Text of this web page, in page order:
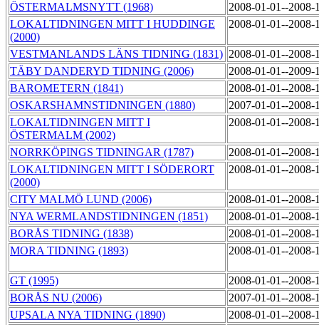
ÖSTERMALMSNYTT (1968)
2008-01-01--
LOKALTIDNINGEN MITT I HUDDINGE
(2000)
2008-01-01--
VESTMANLANDS LÄNS TIDNING (1831) 2008-01-01--
TÄBY DANDERYD TIDNING (2006)
2008-01-01--2009-
BAROMETERN (1841)
2008-01-01--
OSKARSHAMNSTIDNINGEN (1880)
2007-01-01--
LOKALTIDNINGEN MITT I
ÖSTERMALM (2002)
2008-01-01--
NORRKÖPINGS TIDNINGAR (1787)
2008-01-01--
LOKALTIDNINGEN MITT I SÖDERORT
(2000)
2008-01-01--
CITY MALMÖ LUND (2006)
2008-01-01--
NYA WERMLANDSTIDNINGEN (1851)
2008-01-01--
BORÅS TIDNING (1838)
2008-01-01--
MORA TIDNING (1893)
2008-01-01--
GT (1995)
2008-01-01--
BORÅS NU (2006)
2007-01-01--2008-
UPSALA NYA TIDNING (1890)
2008-01-01--